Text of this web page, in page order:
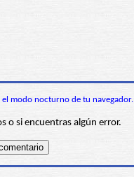
el modo nocturno de tu navegador.
o si encuentras algún error.